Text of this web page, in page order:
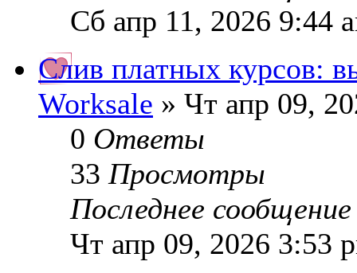
Сб апр 11, 2026 9:44
Слив платных курсов:
Worksale » Чт апр 09,
0 Ответы
33 Просмотры
Последнее
Чт апр 09, 2026 3:53